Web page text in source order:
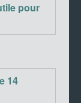
pour
14